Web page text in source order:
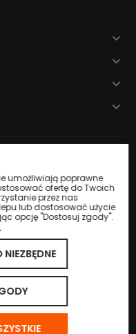
produktami
sprawuje
Weterynarii w
prawa zastrzeżone.
umożliwiają poprawne
ofertę do Twoich
przez nas
lub dostosować użycie
opcję "Dostosuj zgody".